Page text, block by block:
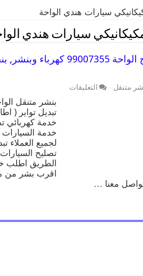
سيارات هندي الواحة
سيارات هندي
بنشر متنقل | كراج الواحة
متنقل التعليقات
بنشر متنقل
تبديل تواير (
خدمة كهربائي
خدمة السيارات
لجميع العملاء
تصليح
الطريق اطلب
اقرب بشر من